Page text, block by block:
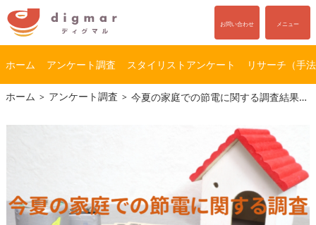
コ
ン
ッ
ナ
ビ
移
お問い合わせ メニュー
ホーム アンケート調査 スタイリストアンケート リサーチ（手
ホーム アンケート調査 今夏の家庭での節電に関する調査結果報告書